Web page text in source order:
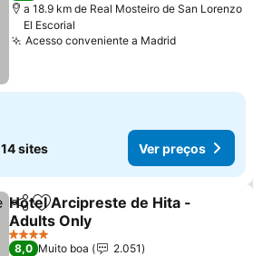
a 18.9 km de Real Mosteiro de San Lorenzo
El Escorial
Acesso conveniente a MadridVer preços
14 sites Ver preços
PartilharAdicionar aos favoritos
Hotel Arcipreste de Hita -
Adults Only
Ver preços
4 Estrelas
8,0 Muito boa
2.051